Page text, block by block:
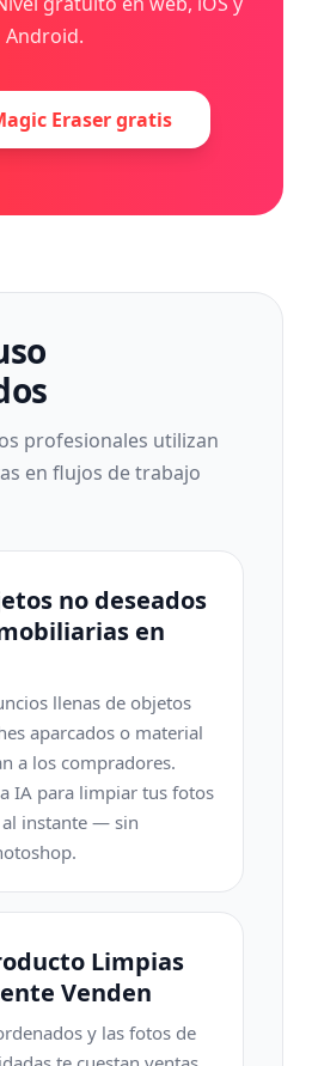
Android.
Eraser gratis
profesionales utilizan
en flujos de trabajo
no deseados
en
llenas de objetos
aparcados o material
a los compradores.
IA para limpiar tus fotos
instante — sin
Limpias
Venden
y las fotos de